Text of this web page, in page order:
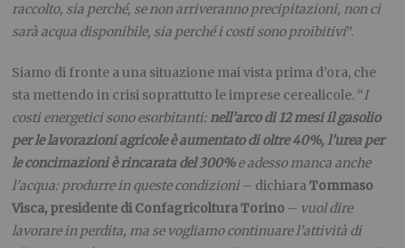
raccolto, sia perché, se non arriveranno precipitazioni, non ci
sarà acqua disponibile, sia perché i costi sono proibitivi”.
Siamo di fronte a una situazione mai vista prima d’ora, che
sta mettendo in crisi soprattutto le imprese cerealicole. “I
costi energetici sono esorbitanti:nell’arco di 12 mesi il gasolio
per le lavorazioni agricole è aumentato di oltre 40%, l’urea per
le concimazioni è rincarata del 300%e adesso manca anche
l’acqua: produrre in queste condizioni– dichiaraTommaso
Visca, presidente di Confagricoltura Torino – vuol dire
lavorare in perdita, ma se vogliamo continuare l’attività di